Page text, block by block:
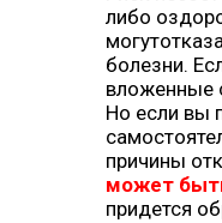
либо
болезни.
вложенные
Но если вы
причины
может
придется